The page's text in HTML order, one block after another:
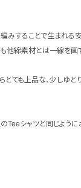
みすることで生まれる
他綿素材とは一線を画
とても上品な、少しゆ
Teeシャツと同じように